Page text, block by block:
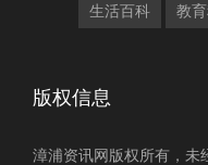
生活百科 教
版权信息
漳浦资讯网版权所有，未